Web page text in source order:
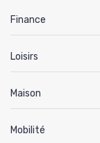
Finance
Loisirs
Maison
Mobilité